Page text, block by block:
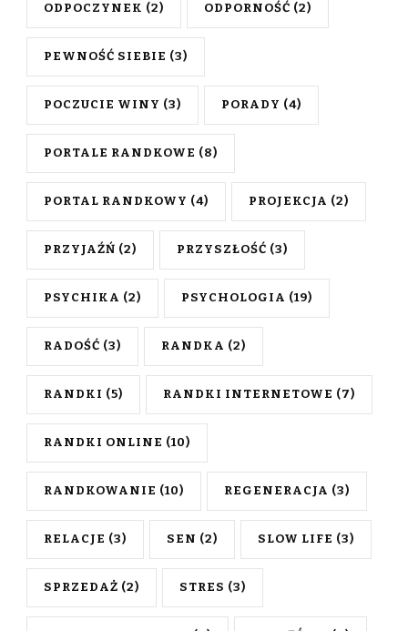
ODPOCZYNEK (2) ODPORNOŚĆ (2)
PEWNOŚĆ SIEBIE (3)
POCZUCIE WINY (3) PORADY (4)
PORTALE RANDKOWE (8)
PORTAL RANDKOWY (4) PROJEKCJA (2)
PRZYJAŹŃ (2) PRZYSZŁOŚĆ (3)
PSYCHIKA (2) PSYCHOLOGIA (19)
RADOŚĆ (3) RANDKA (2)
RANDKI (5) RANDKI INTERNETOWE (7)
RANDKI ONLINE (10)
RANDKOWANIE (10) REGENERACJA (3)
RELACJE (3) SEN (2) SLOW LIFE (3)
SPRZEDAŻ (2) STRES (3)